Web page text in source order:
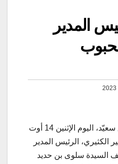
المدير
قرّر رئيس الجمهورية قيس سعيّد، اليوم الإثنين 14 أوت
الكثيري، الرئيس المدير
السيدة سلوى بن حديد